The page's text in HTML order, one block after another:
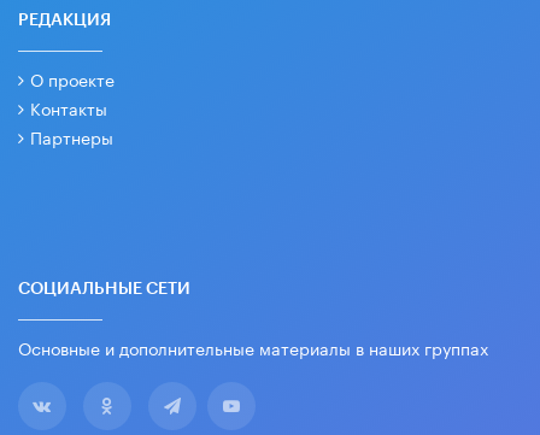
РЕДАКЦИЯ
О проекте
Контакты
Партнеры
СОЦИАЛЬНЫЕ СЕТИ
Основные и дополнительные материалы в наших группах